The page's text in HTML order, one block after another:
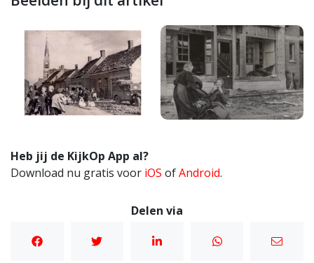
Heb jij de KijkOp App al?
Download nu gratis voor iOS ofAndroid.
Delen via